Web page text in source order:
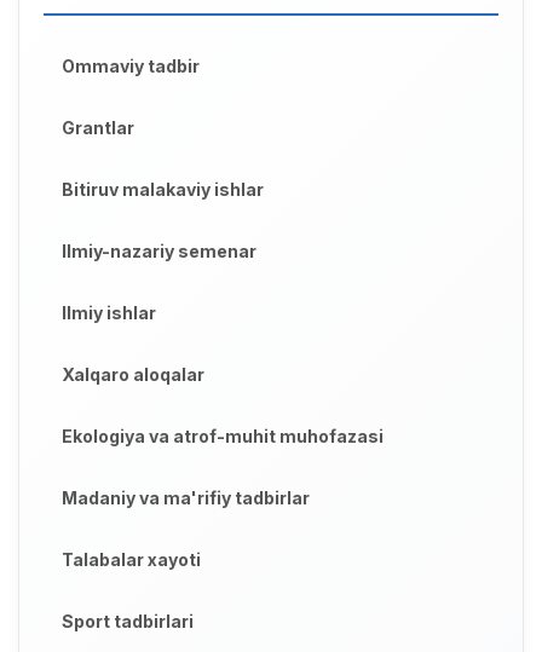
Ommaviy tadbir
Grantlar
Bitiruv malakaviy ishlar
Ilmiy-nazariy semenar
Ilmiy ishlar
Xalqaro aloqalar
Ekologiya va atrof-muhit muhofazasi
Madaniy va ma'rifiy tadbirlar
Talabalar xayoti
Sport tadbirlari